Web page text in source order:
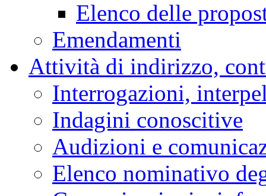
Elenco delle
Emendamenti
Attività di indirizzo,
Interrogazioni,
Indagini conoscitive
Audizioni e
Elenco nominativo